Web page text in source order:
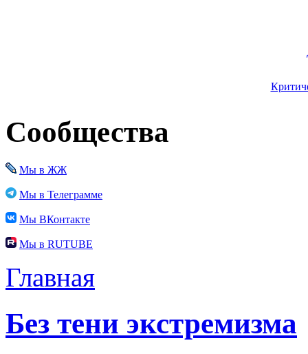
Сообщества
Мы в ЖЖ
Мы в Телеграмме
Мы ВКонтакте
Мы в RUTUBE
Главная
Без тени экстремизма